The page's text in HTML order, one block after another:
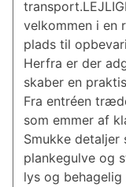
velkommen i en
plads til
Herfra er der
skaber en
Fra entréen
som emmer af
Smukke detaljer
plankegulve og
lys og